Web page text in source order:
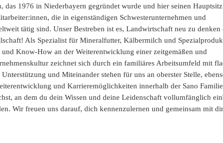
das 1976 in Niederbayern gegründet wurde und hier seinen
die in eigenständigen Schwesterunternehmen und
tätig sind. Unser Bestreben ist es, Landwirtschaft neu zu denken
Als Spezialist für Mineralfutter, Kälbermilch und
Know-How an der Weiterentwicklung einer zeitgemäßen und
zeichnet sich durch ein familiäres Arbeitsumfeld mit
und Miteinander stehen für uns an oberster Stelle,
und Karrieremöglichkeiten innerhalb der Sano
an dem du dein Wissen und deine Leidenschaft vollumfänglich
Wir freuen uns darauf, dich kennenzulernen und gemeinsam mit